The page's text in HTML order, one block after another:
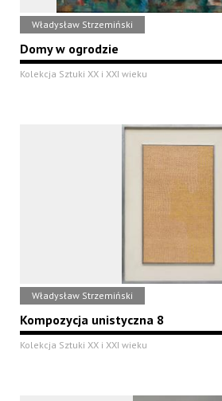
Władysław Strzemiński
Domy w ogrodzie
Kolekcja Sztuki XX i XXI wieku
Władysław Strzemiński
Kompozycja unistyczna 8
Kolekcja Sztuki XX i XXI wieku